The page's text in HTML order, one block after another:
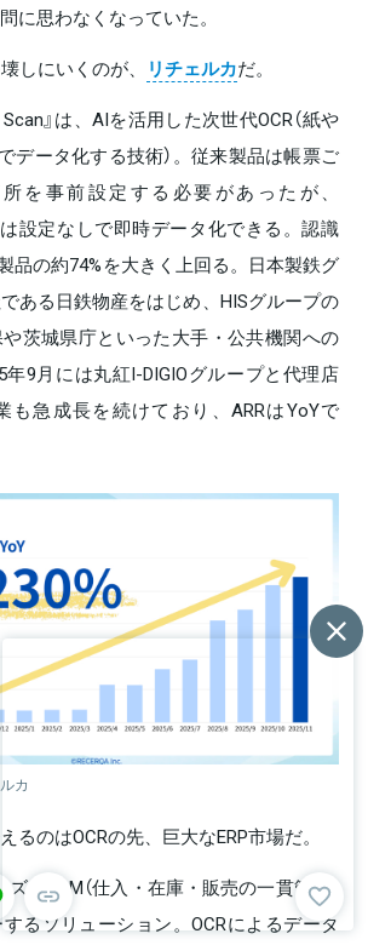
に思わなくなっていた。
しにいくのが、
リチェルカだ。
Scan』は、AIを活用した次世代OCR（紙や
データ化する技術）。従来製品は帳票ご
を事前設定する必要があったが、
は設定なしで即時データ化できる。認識
品の約74%を大きく上回る。日本製鉄グ
ある日鉄物産をはじめ、HISグループの
茨城県庁といった大手・公共機関への
9月には丸紅I-DIGIOグループと代理店
も急成長を続けており、ARRはYoYで
カ
るのはOCRの先、巨大なERP市場だ。
ズはSCM（仕入・在庫・販売の一貫管理）
るソリューション。OCRによるデータ